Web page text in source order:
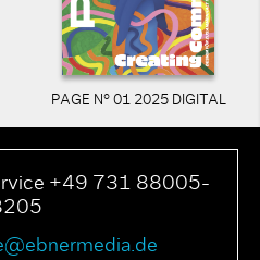
PAGE N° 01 2025 DIGITAL
+49 731 88005-